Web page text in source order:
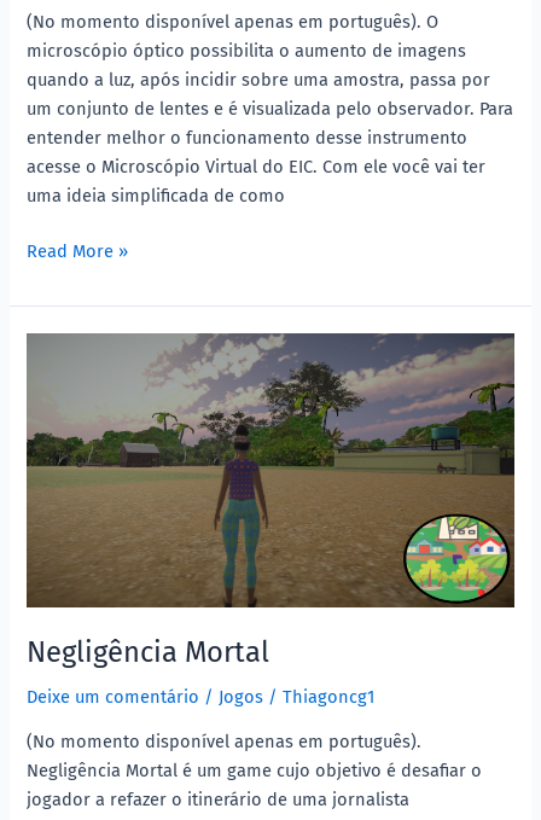
(No momento disponível apenas em português). O
microscópio óptico possibilita o aumento de imagens
quando a luz, após incidir sobre uma amostra, passa por
um conjunto de lentes e é visualizada pelo observador. Para
entender melhor o funcionamento desse instrumento
acesse o Microscópio Virtual do EIC. Com ele você vai ter
uma ideia simplificada de como
Read More »
Negligência Mortal
Deixe um comentário / Jogos /Thiagoncg1
(No momento disponível apenas em português).
Negligência Mortal é um game cujo objetivo é desafiar o
jogador a refazer o itinerário de uma jornalista